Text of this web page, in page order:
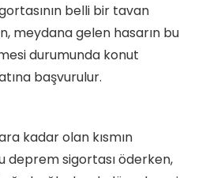
belli bir tavan
meydana gelen hasarın bu
durumunda konut
başvurulur.
kadar olan kısmın
deprem sigortası öderken,